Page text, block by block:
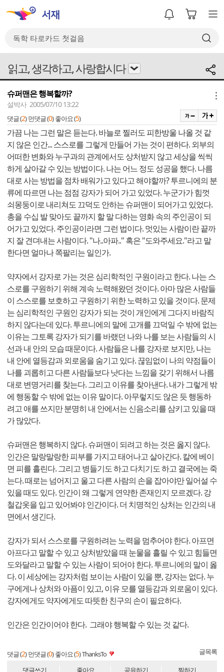
읽고, 생각하고, 사랑합시다
슈퍼맨은 행복할까?
설박사 2005/07/10 13:22
댓글 (2) 먼댓글 (0) 좋아요 (5)
가끔 나는 그런 말은 듣는다. 바늘로 찔러도 피한방울 나올 것 같
지 않은 인간... 스스로를 그렇게 만들어 가는 것이 편하다. 외부의
어떠한 변화와 누구과의 관계에서도 상처받지 않고 세상을 씩씩
하게 살아갈 수 있는 방법이다. 나는 어느 정도 성공을 했다. 나름
대로 사는 방법을 점차 배워가고 있다고 해야할까? 투르니에의 분
류에 따르면 나는 점점 강자가 되어 가고 있었다. 누군가가 힘껏
쇠몽둥이로 내리쳐도 끄덕도 안하는 슈퍼맨이 되어가고 있었다.
총을 수십 발 맞아도 끝까지 할 말 다하는 영화 속의 주인공이 되
어가고 있었다. 주인공이라면 그런 법이다. 멋있는 사람이란 끝까
지 잘 견뎌내는 사람이다. "나..아파.." 혹은 "도와주세요."라고 말
한다면 얼마나 쪽팔리는 일인가.
약자에서 강자로 가는 것은 심리학적인 구원이라고 한다. 나는 스
스로를 구원하기 위해 계속 노력해왔던 것이다. 아마 많은 사람들
이 스스로를 보호하고 구원하기 위한 노력하고 있을 것이다. 문제
는 심리학적인 구원인 강자가 되는 것이 개인에게 그다지 바람직
하지 않다는데 있다. 투르니에의 말에 고개를 끄덕일 수 밖에 없는
이유는 그토록 강자가 되기를 바랬던 나와 나를 보는 사람들의 시
선과 내 안의 모습 때문이다. 사람들은 나를 강자로 보지만, 나는
내 안에 열등감과 외로움을 숨기고 있다. 끊임없이 나의 약점들이
나를 괴롭히고 다른 사람들보다 낫다는 느낌을 갖기 위해서 나름
대로 변명거리를 찾는다. 그리고 이유를 찾아낸다. 내가 그렇게 밖
에 행동할 수 밖에 없는 이유 말이다. 아무렇지도 않은 듯 행동하
려고 애를 쓰지만 분명히 내 안에서는 신음소리를 삼키고 있을 때
가 많았다.
슈퍼맨은 행복하지 않다. 슈퍼맨이 되려고 하는 것은 옳지 않다.
인간은 말랑말랑한 피부를 가지고 태어나고 살아간다. 칼에 베이
면 피를 흘린다. 그리고 병들기도 하고 다치기도 하고 결국에는 죽
는다. 때로는 넘어지고 울고 다른 사람의 손을 잡아야만 일어설 수
있을 때도 있다. 인간이 왜 그렇게 연약한 존재인지 모르겠다. 강
철갑옷을 입고 있어봐야 인간이다. 더 치명적인 상처는 인간의 내
면에서 생긴다.
강자가 되서 스스로를 구원하려는 노력을 멈추어야 한다. 아프면
아프다고 말할 수 있고 상처받았을 때 눈물을 흘릴 수 있고 힘들면
도와달라고 말할 수 있는 사람이 되어야 한다. 투르니에의 말이 옳
다. 이 세상에는 강자처럼 보이는 사람이 있을 뿐, 강자는 없다. 누
구에게나 상처와 아픔이 있고, 이유 모를 열등감과 외로움이 있다.
강자에게도 약자에게도 따뜻한 친구의 손이 필요하다.
인간은 인간이어야 한다. 그래야 행복할 수 있는 것 같다.
댓글 (2) 먼댓글 (0) 좋아요 (5)ThanksTo 글목록
댓글쓰기 좋아요 공유하기 찜하기